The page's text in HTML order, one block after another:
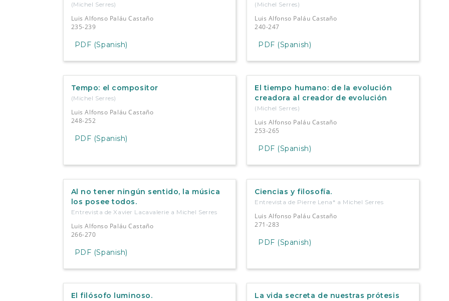
(Michel Serres)
Luis Alfonso Paláu Castaño
235-239
PDF (Spanish)
(Michel Serres)
Luis Alfonso Paláu Castaño
240-247
PDF (Spanish)
Tempo: el compositor
(Michel Serres)
Luis Alfonso Paláu Castaño
248-252
PDF (Spanish)
El tiempo humano: de la evolución
creadora al creador de evolución
(Michel Serres)
Luis Alfonso Paláu Castaño
253-265
PDF (Spanish)
Al no tener ningún sentido, la música
los posee todos.
Entrevista de Xavier Lacavalerie a Michel Serres
Luis Alfonso Paláu Castaño
266-270
PDF (Spanish)
Ciencias y filosofía.
Entrevista de Pierre Lena* a Michel Serres
Luis Alfonso Paláu Castaño
271-283
PDF (Spanish)
El filósofo luminoso. La vida secreta de nuestras prótesis